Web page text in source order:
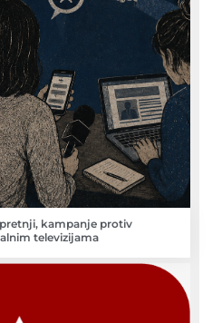
pretnji, kampanje protiv
televizijama